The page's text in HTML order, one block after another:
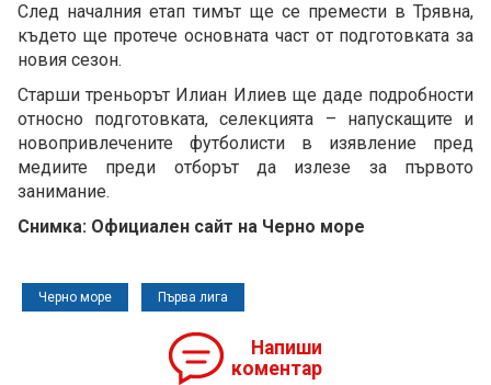
След началния етап тимът ще се премести в Трявна,
където ще протече основната част от подготовката за
новия сезон.
Старши треньорът Илиан Илиев ще даде подробности
относно подготовката, селекцията – напускащите и
новопривлечените футболисти в изявление пред
медиите преди отборът да излезе за първото
занимание.
Снимка: Официален сайт на Черно море
Черно море Първа лига
Напиши
коментар